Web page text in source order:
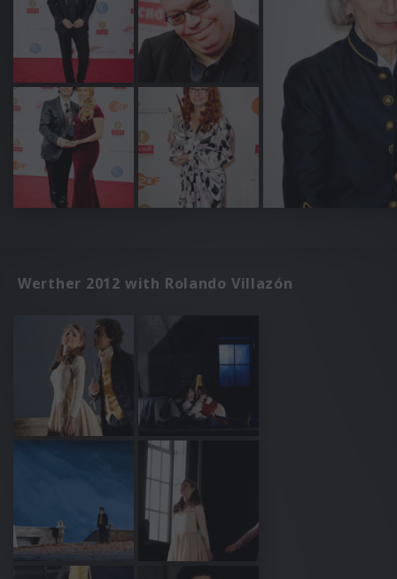
Werther 2012 with Rolando Villazón